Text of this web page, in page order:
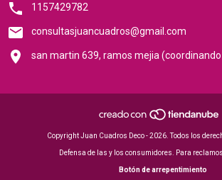
1157429782
consultasjuancuadros@gmail.com
san martin 639, ramos mejia
Copyright Juan Cuadros Deco - 2026. Todos los
Defensa de las y los consumidores. Para reclamos
Botón de arrepentimiento